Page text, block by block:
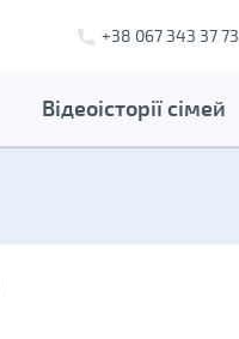
+38 067 343 37 73
Відеоісторії сімей